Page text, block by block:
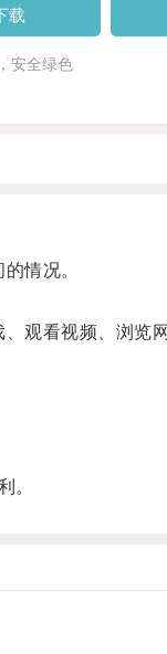
载
安全绿色
情况。
观看视频、浏览网
。